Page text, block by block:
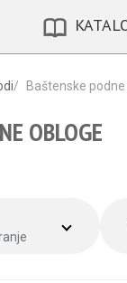
/ Baštenske
OBLOGE